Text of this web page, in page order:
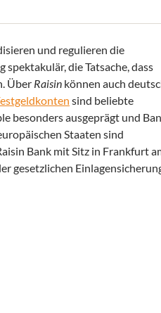
und regulieren die
die Tatsache, dass
Über Raisin können auch
sind beliebte
besonders ausgeprägt und
Staaten sind
Bank mit Sitz in Frankfurt
gesetzlichen